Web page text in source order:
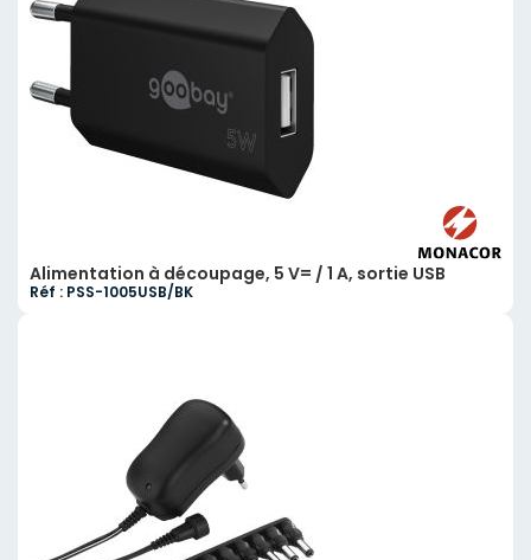
Alimentation à découpage, 5 V= / 1 A, sortie USB
Réf : PSS-1005USB/BK